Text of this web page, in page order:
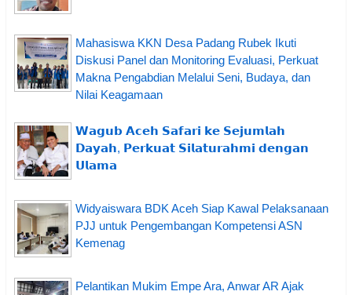
Mahasiswa KKN Desa Padang Rubek Ikuti
Diskusi Panel dan Monitoring Evaluasi, Perkuat
Makna Pengabdian Melalui Seni, Budaya, dan
Nilai Keagamaan
𝗪𝗮𝗴𝘂𝗯 𝗔𝗰𝗲𝗵 𝗦𝗮𝗳𝗮𝗿𝗶 𝗸𝗲 𝗦𝗲𝗷𝘂𝗺𝗹𝗮𝗵
𝗗𝗮𝘆𝗮𝗵, 𝗣𝗲𝗿𝗸𝘂𝗮𝘁 𝗦𝗶𝗹𝗮𝘁𝘂𝗿𝗮𝗵𝗺𝗶 𝗱𝗲𝗻𝗴𝗮𝗻
𝗨𝗹𝗮𝗺𝗮
Widyaiswara BDK Aceh Siap Kawal Pelaksanaan
PJJ untuk Pengembangan Kompetensi ASN
Kemenag
Pelantikan Mukim Empe Ara, Anwar AR Ajak